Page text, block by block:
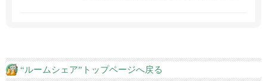
“ルームシェア”トップページへ戻る